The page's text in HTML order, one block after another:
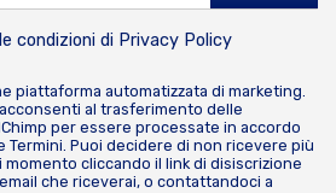
condizioni di Privacy Policy
piattaforma automatizzata di marketing.
al trasferimento delle
per essere processate in accordo
Termini. Puoi decidere di non ricevere più
cliccando il link di disiscrizione
che riceverai, o contattandoci a